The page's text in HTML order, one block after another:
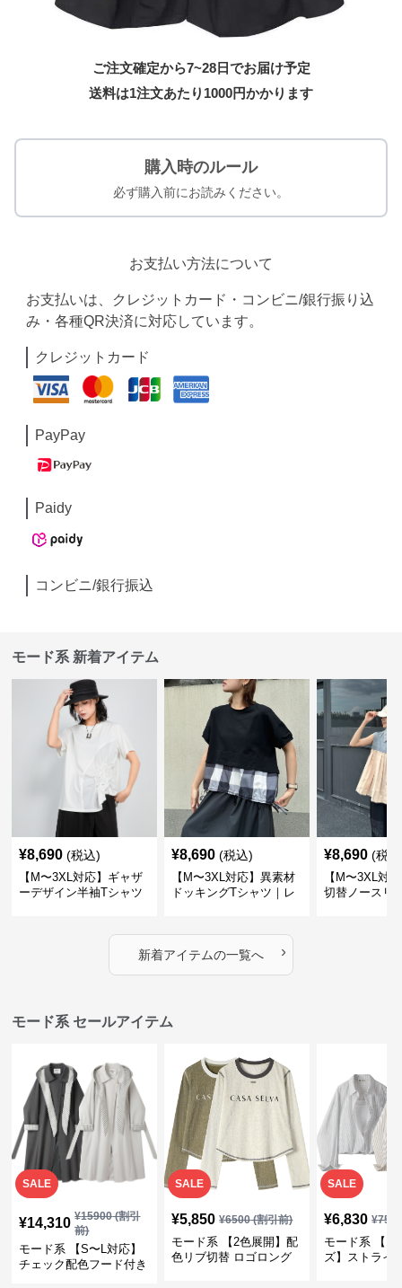
ご注文確定から7~28日でお届け予定
送料は1注文あたり 1000円かかります
購入時のルール
必ず購入前にお読みください。
お支払い方法について
お支払いは、クレジットカード・コンビニ/銀行振り込
み・各種QR決済に対応しています。
クレジットカード
PayPay
Paidy
コンビニ/銀行振込
モード系 新着アイテム
¥8,690 (税込)
【M〜3XL対応】ギャザ
ーデザイン半袖Tシャツ
¥8,690 (税込)
【M〜3XL対応】異素材
ドッキングTシャツ｜レ
カバー・大人モード
¥8,690 (税
【M〜3XL対
切替ノースリ
新着アイテムの一覧へ ›
モード系 セールアイテム
SALE
¥14,310 ¥15900(割引
前)
モード系 【S〜L対応】
チェック配色フード付き
SALE
¥5,850 ¥6500(割引前)
モード系 【2色展開】配
色リブ切替 ロゴロング
SALE
¥6,830 ¥
モード系 【フ
ズ】ストライ